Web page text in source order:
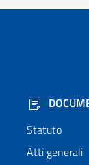
Statuto
Atti generali